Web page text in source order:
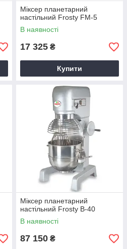
Міксер планетарний
настільний Frosty FM-5
В наявності
17 325 ₴
Купити
Міксер планетарний
настільний Frosty B-40
В наявності
87 150 ₴